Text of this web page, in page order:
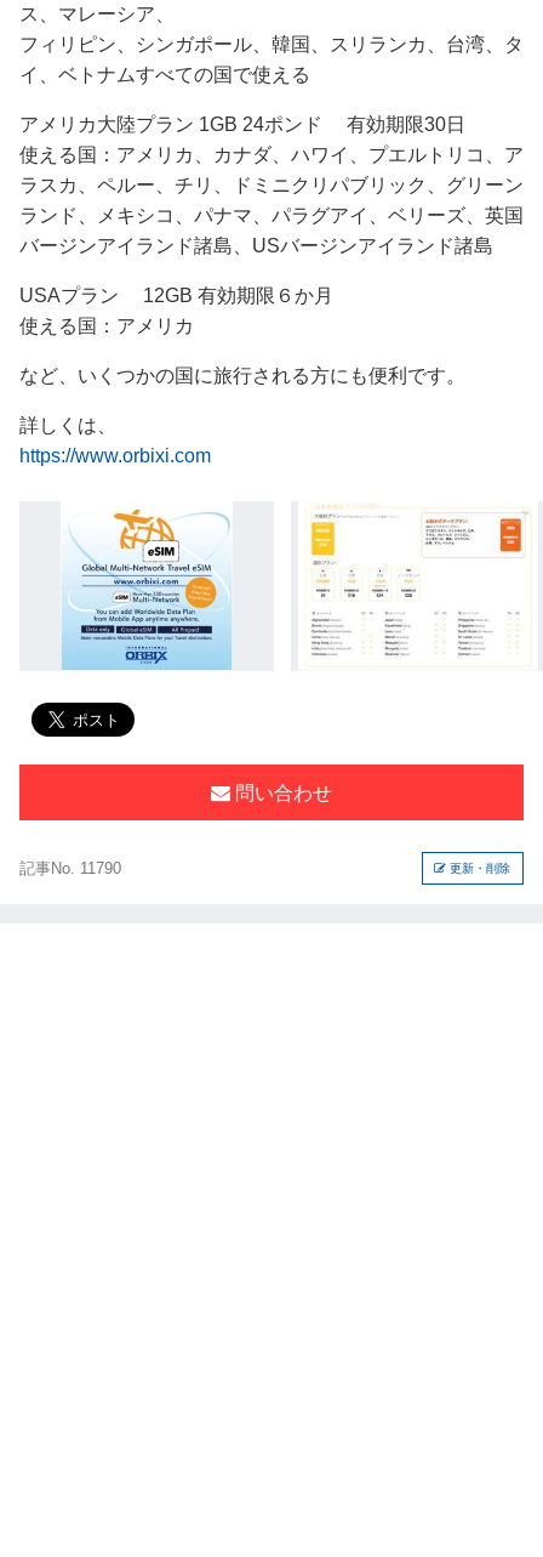
ス、マレーシア、
フィリピン、シンガポール、韓国、スリランカ、台湾、タ
イ、ベトナムすべての国で使える
アメリカ大陸プラン 1GB 24ポンド 有効期限30日
使える国：アメリカ、カナダ、ハワイ、プエルトリコ、ア
ラスカ、ペルー、チリ、ドミニクリパブリック、グリーン
ランド、メキシコ、パナマ、パラグアイ、ベリーズ、英国
バージンアイランド諸島、USバージンアイランド諸島
USAプラン 12GB 有効期限６か月
使える国：アメリカ
など、いくつかの国に旅行される方にも便利です。
詳しくは、
https://www.orbixi.com
問い合わせ
記事No. 11790 更新・削除